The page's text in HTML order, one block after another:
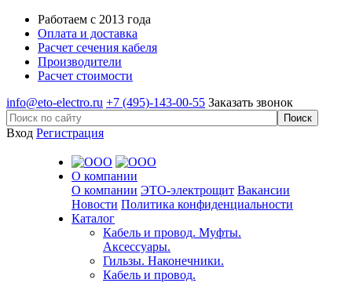
Работаем с 2013 года
Оплата и доставка
Расчет сечения кабеля
Производители
Расчет стоимости
info@eto-electro.ru +7 (495)-143-00-55 Заказать звонок
Вход Регистрация
О компании
О компании ЭТО-электрощит Вакансии
Новости Политика конфиденциальности
Каталог
Кабель и провод. Муфты.
Аксессуары.
Гильзы. Наконечники.
Кабель и провод.